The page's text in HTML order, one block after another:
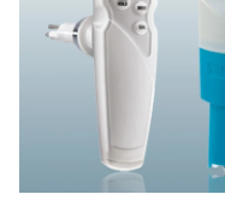
neutrální látku,
znázorněny barevnými